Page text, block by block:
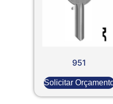
951
Solicitar